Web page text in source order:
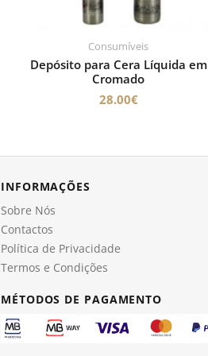
Consumíveis
Depósito para Cera Líquida em
Cromado
28.00€
INFORMAÇÕES
Sobre Nós
Contactos
Política de Privacidade
Termos e Condições
MÉTODOS DE PAGAMENTO